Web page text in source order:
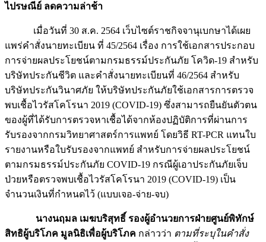
ไปรษณีย์ ลดความล่าช้า
เมื่อวันที่ 30 ส.ค. 2564 เว็บไซต์ราชกิจจานุเบกษาได้เผย
แพร่คำสั่งนายทะเบียน ที่ 45/2564 เรื่อง การใช้เอกสารประกอบ
การจ่ายผลประโยชน์ตามกรมธรรม์ประกันภัย โควิด-19 สำหรับ
บริษัทประกันชีวิต และคำสั่งนายทะเบียนที่ 46/2564 สำหรับ
บริษัทประกันวินาศภัย ให้บริษัทประกันภัยใช้เอกสารการตรวจ
พบเชื้อไวรัสโคโรนา 2019 (COVID-19) ซึ่งสามารถยืนยันตัวตน
ของผู้ที่ได้รับการตรวจหาเชื้อได้จากห้องปฏิบัติการที่ผ่านการ
รับรองจากกรมวิทยาศาสตร์การแพทย์ โดยวิธี RT-PCR แทนใบ
รายงานหรือใบรับรองจากแพทย์ สำหรับการจ่ายผลประโยชน์
ตามกรมธรรม์ประกันภัย COVID-19 กรณีผู้เอาประกันภัยเจ็บ
ป่วยหรือตรวจพบเชื้อไวรัสโคโรนา 2019 (COVID-19) เป็น
จำนวนเงินที่กำหนดไว้ (แบบเจอ-จ่าย-จบ)
นางนฤมล เมฆบริสุทธิ์ รองผู้อำนวยการฝ่ายศูนย์พิทักษ์
สิทธิผู้บริโภค มูลนิธิเพื่อผู้บริโภค กล่าวว่า ตามที่ระบุในคำสั่ง